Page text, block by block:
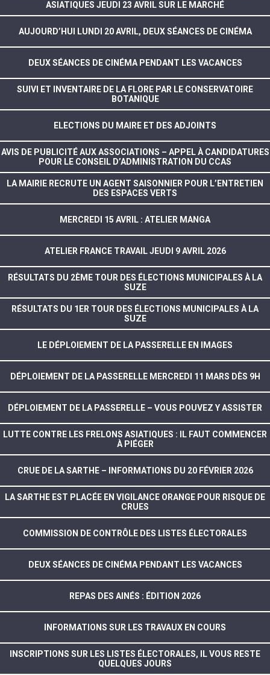
ASIATIQUES JEUDI 23 AVRIL SUR LE MARCHÉ
AUJOURD’HUI LUNDI 20 AVRIL, DEUX SÉANCES DE CINÉMA
DEUX SÉANCES DE CINÉMA PENDANT LES VACANCES
SUIVI ET INVENTAIRE DE LA FLORE PAR LE CONSERVATOIRE
BOTANIQUE
ELECTIONS DU MAIRE ET DES ADJOINTS
AVIS DE PUBLICITÉ AUX ASSOCIATIONS – APPEL À CANDIDATURES
POUR LE CONSEIL D’ADMINISTRATION DU CCAS
LA MAIRIE RECRUTE UN AGENT SAISONNIER POUR L’ENTRETIEN
DES ESPACES VERTS
MERCREDI 15 AVRIL : ATELIER MANGA
ATELIER FRANCE TRAVAIL JEUDI 9 AVRIL 2026
RÉSULTATS DU 2ÈME TOUR DES ÉLECTIONS MUNICIPALES À LA
SUZE
RÉSULTATS DU 1ER TOUR DES ÉLECTIONS MUNICIPALES À LA
SUZE
LE DÉPLOIEMENT DE LA PASSERELLE EN IMAGES
DÉPLOIEMENT DE LA PASSERELLE MERCREDI 11 MARS DÈS 9H
DÉPLOIEMENT DE LA PASSERELLE – VOUS POUVEZ Y ASSISTER
LUTTE CONTRE LES FRELONS ASIATIQUES : IL FAUT COMMENCER
À PIÉGER
CRUE DE LA SARTHE – INFORMATIONS DU 20 FÉVRIER 2026
LA SARTHE EST PLACÉE EN VIGILANCE ORANGE POUR RISQUE DE
CRUES
COMMISSION DE CONTRÔLE DES LISTES ÉLECTORALES
DEUX SÉANCES DE CINÉMA PENDANT LES VACANCES
REPAS DES AINÉS : ÉDITION 2026
INFORMATIONS SUR LES TRAVAUX EN COURS
INSCRIPTIONS SUR LES LISTES ÉLECTORALES, IL VOUS RESTE
QUELQUES JOURS